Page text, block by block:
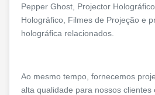
Pepper Ghost, Projector
Holográfico, Filmes de Projeção e
holográfica relacionados.
Ao mesmo tempo, fornecemos
alta qualidade para nossos clientes